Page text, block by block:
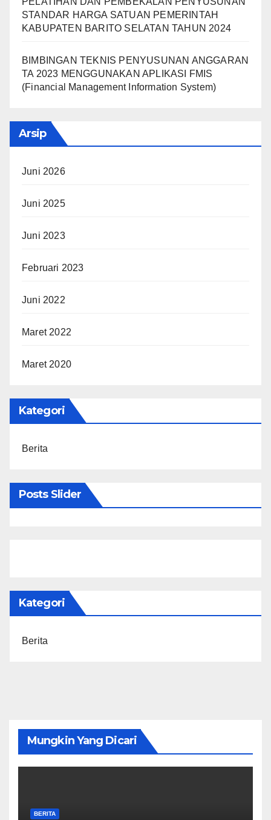
STANDAR HARGA SATUAN PEMERINTAH
KABUPATEN BARITO SELATAN TAHUN 2024
BIMBINGAN TEKNIS PENYUSUNAN ANGGARAN
TA 2023 MENGGUNAKAN APLIKASI FMIS
(Financial Management Information System)
Arsip
Juni 2026
Juni 2025
Juni 2023
Februari 2023
Juni 2022
Maret 2022
Maret 2020
Kategori
Berita
Posts Slider
Kategori
Berita
Mungkin Yang Dicari
BERITA